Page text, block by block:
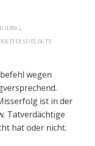
wegen
ist in der
Tatverdächtige
hat oder nicht.